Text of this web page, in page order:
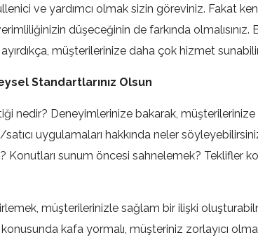
ve yardımcı olmak sizin göreviniz. Fakat
düşeceğinin de farkında
müşterilerinize daha çok hizmet
Standartlarınız Olsun
nedir? Deneyimlerinize bakarak,
uygulamaları hakkında neler
Konutları sunum öncesi sahnelemek? Teklifler
müşterilerinizle sağlam bir ilişki
kafa yormalı, müşteriniz zorlayıcı